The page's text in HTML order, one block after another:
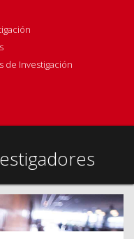
de Investigación